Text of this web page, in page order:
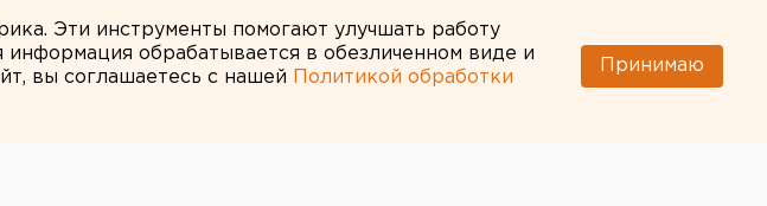
Эти инструменты помогают улучшать работу
информация обрабатывается в обезличенном виде и
вы соглашаетесь с нашей
Политикой обработки
Принимаю